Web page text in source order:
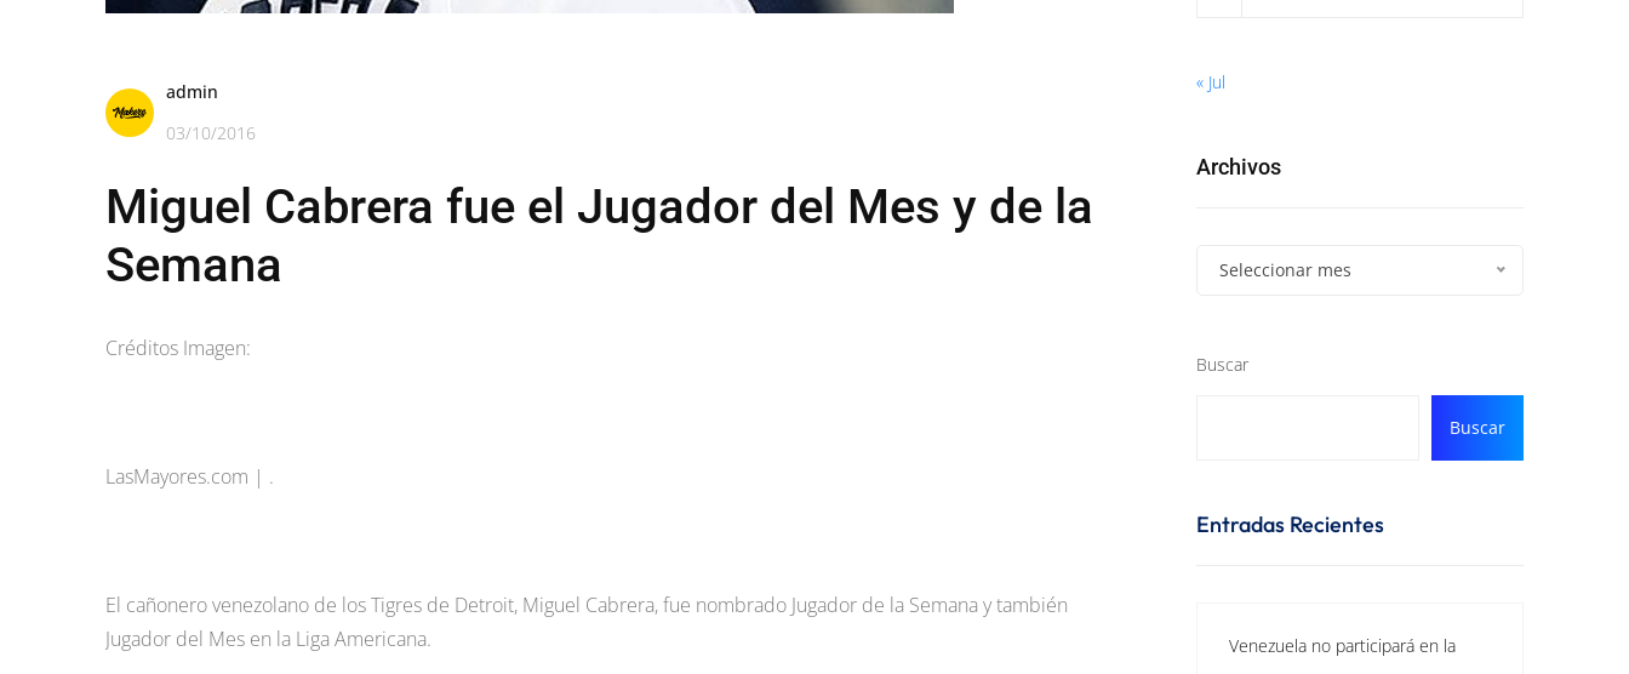
admin
03/10/2016
Miguel Cabrera fue el Jugador del Mes y de la
Semana
Créditos Imagen:
LasMayores.com | .
El cañonero venezolano de los Tigres de Detroit, Miguel Cabrera, fue nombrado Jugador de la Semana y también
Jugador del Mes en la Liga Americana.
« Jul
Archivos
Seleccionar mes
Buscar
Buscar
Entradas Recientes
Venezuela no participará en la